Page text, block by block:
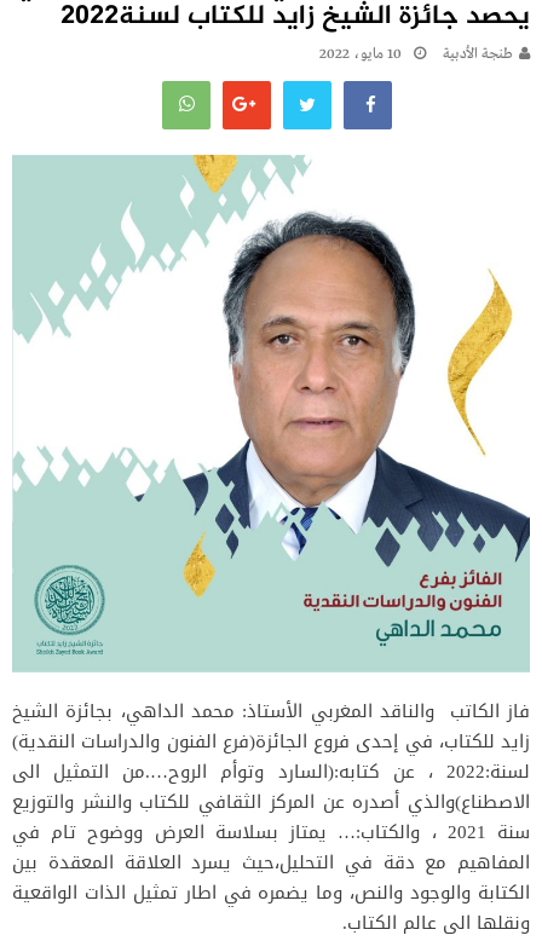
يحصد جائزة الشيخ زايد للكتاب لسنة2022
طنجة الأدبية 10 مايو، 2022
فاز الكاتب والناقد المغربي الأستاذ: محمد الداهي، بجائزة الشيخ
زايد للكتاب، في إحدى فروع الجائزة(فرع الفنون والدراسات النقدية)
لسنة:2022 ، عن كتابه:(السارد وتوأم الروح….من التمثيل الى
الاصطناع)والذي أصدره عن المركز الثقافي للكتاب والنشر والتوزيع
سنة 2021 ، والكتاب:… يمتاز بسلاسة العرض ووضوح تام في
المفاهيم مع دقة في التحليل،حيث يسرد العلاقة المعقدة بين
الكتابة والوجود والنص، وما يضمره في اطار تمثيل الذات الواقعية
ونقلها الى عالم الكتاب.